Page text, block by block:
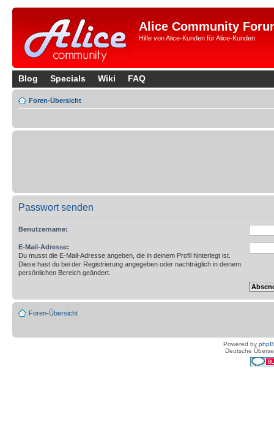
Alice Community
Hilfe von Alice-Kunden für Alice-Kunden.
Blog Specials Wiki FAQ
Foren-Übersicht
Passwort senden
Benutzername:
E-Mail-Adresse:
Du musst die E-Mail-Adresse angeben, die in deinem Profil hinterlegt ist.
Diese hast du bei der Registrierung angegeben oder nachträglich in deinem
persönlichen Bereich geändert.
Foren-Übersicht
Powered by
Deutsche